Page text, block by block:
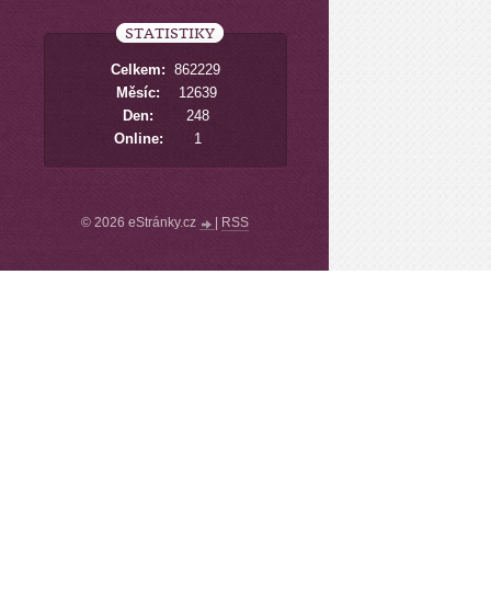
STATISTIKY
Online: 1
Celkem: 862229
Měsíc:
12639
Den:
248
© 2026 eStránky.cz RSS